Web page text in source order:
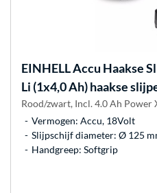
EINHELLAccu Haakse
Li (1x4,0 Ah) haakse
Rood/zwart, Incl. 4.0 Ah Power
Vermogen: Accu, 18Volt
Slijpschijf diameter: Ø 125
Handgreep: Softgrip